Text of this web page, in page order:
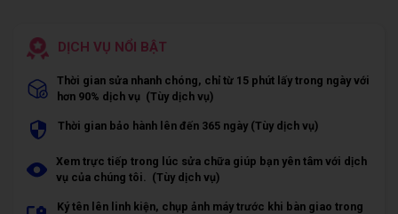
DỊCH VỤ NỔI BẬT
Thời gian sửa nhanh chóng, chỉ từ 15 phút lấy trong ngày với
hơn 90% dịch vụ (Tùy dịch vụ)
Thời gian bảo hành lên đến 365 ngày (Tùy dịch vụ)
Xem trực tiếp trong lúc sửa chữa giúp bạn yên tâm với dịch
vụ của chúng tôi. (Tùy dịch vụ)
Ký tên lên linh kiện, chụp ảnh máy trước khi bàn giao trong